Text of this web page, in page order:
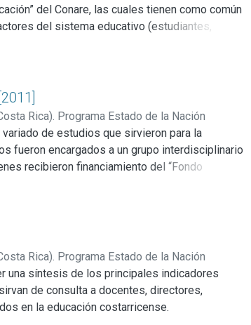
del Conare, las cuales tienen como común
del sistema educativo (estudiantes,
con la calidad de la educación en el país. En
Rica). Programa Estado de la Nación
de estudios que sirvieron para la
fueron encargados a un grupo interdisciplinario
recibieron financiamiento del “Fondo
por el Conare en el 2007 con el objetivo de
Rica). Programa Estado de la Nación
una síntesis de los principales indicadores
de consulta a docentes, directores,
en la educación costarricense.